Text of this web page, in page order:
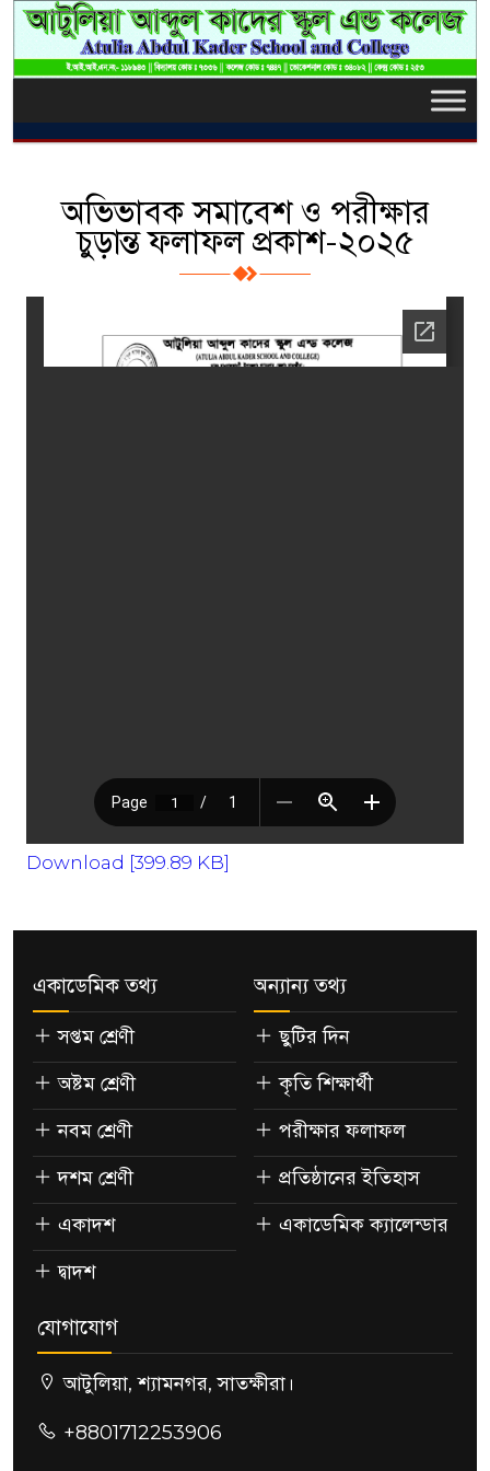
অভিভাবক সমাবেশ ও পরীক্ষার
চুড়ান্ত ফলাফল প্রকাশ-২০২৫
Download [399.89 KB]
একাডেমিক তথ্য
সপ্তম শ্রেণী
অষ্টম শ্রেণী
নবম শ্রেণী
দশম শ্রেণী
একাদশ
দ্বাদশ
অন্যান্য তথ্য
ছুটির দিন
কৃতি শিক্ষার্থী
পরীক্ষার ফলাফল
প্রতিষ্ঠানের ইতিহাস
একাডেমিক ক্যালেন্ডার
যোগাযোগ
আটুলিয়া, শ্যামনগর, সাতক্ষীরা।
+8801712253906